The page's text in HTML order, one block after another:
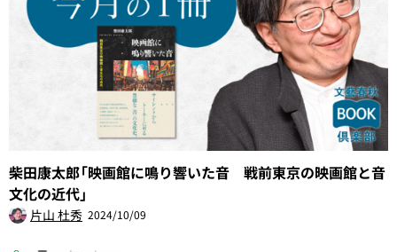
柴田康太郎「映画館に鳴り響いた音 戦前東京の映画館と音
文化の近代」
片山 杜秀 2024/10/09